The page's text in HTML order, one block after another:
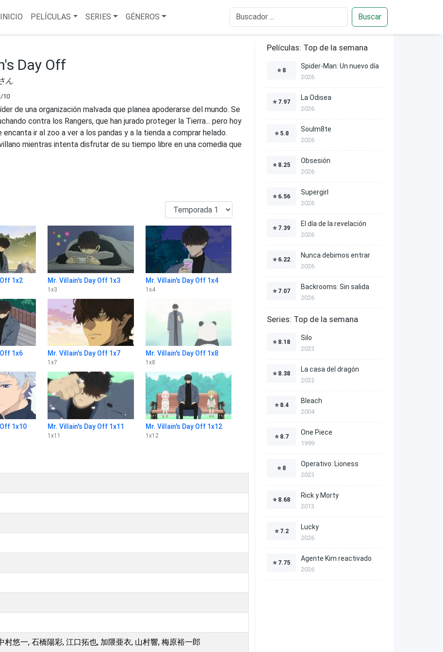
INICIO PELÍCULAS SERIES GÉNEROS Buscar
Day Off
ん
/10
de una organización malvada que planea apoderarse del mundo. Se
contra los Rangers, que han jurado proteger la Tierra... pero hoy
encanta ir al zoo a ver a los pandas y a la tienda a comprar helado.
mientras intenta disfrutar de su tiempo libre en una comedia que
1x2 Mr. Villain's Day Off 1x3
1 x3
Mr. Villain's Day Off 1x4
1 x4
1x6 Mr. Villain's Day Off 1x7
1 x7
Mr. Villain's Day Off 1x8
1 x8
1x10 Mr. Villain's Day Off 1x11
1 x11
Mr. Villain's Day Off 1x12
1 x12
村悠一, 石橋陽彩, 江口拓也, 加隈亜衣, 山村響, 梅原裕一郎
Películas: Top de la semana
⭐ 8
Spider-Man: Un nuevo día
2026
⭐ 7.97
La Odisea
2026
⭐ 5.8
Soulm8te
2026
⭐ 8.25
Obsesión
2026
⭐ 6.56
Supergirl
2026
⭐ 7.39
El día de la revelación
2026
⭐ 6.22
Nunca debimos entrar
2026
⭐ 7.07
Backrooms: Sin salida
2026
Series: Top de la semana
⭐ 8.18
Silo
2023
⭐ 8.38
La casa del dragón
2022
⭐ 8.4
Bleach
2004
⭐ 8.7
One Piece
1999
⭐ 8
Operativo: Lioness
2023
⭐ 8.68
Rick y Morty
2013
⭐ 7.2
Lucky
2026
⭐ 7.75
Agente Kim reactivado
2026